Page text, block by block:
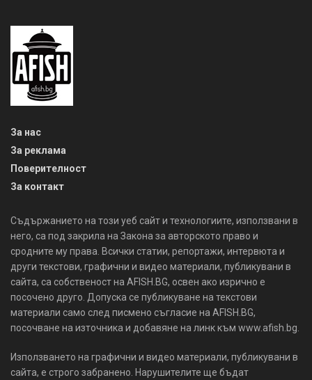
За нас
За реклама
Поверителност
За контакт
Съдържанието на този уеб сайт и технологиите, използвани в
него, са под закрила на Закона за авторското право и
сродните му права. Всички статии, репортажи, интервюта и
други текстови, графични и видео материали, публикувани в
сайта, са собственост на AFISH.BG, освен ако изрично е
посочено друго. Допуска се публикуване на текстови
материали само след писмено съгласие на AFISH.BG,
посочване на източника и добавяне на линк към www.afish.bg.
Използването на графични и видео материали, публикувани в
сайта, е строго забранено. Нарушителите ще бъдат